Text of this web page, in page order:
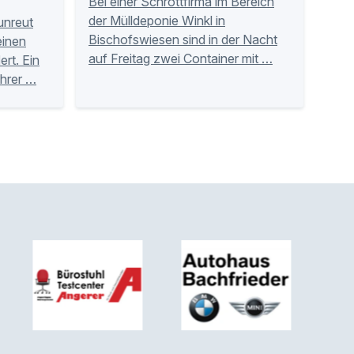
Ein
…
der Mülldeponie Winkl in
Bischofswiesen sind in der Nacht
auf Freitag zwei Container mit …